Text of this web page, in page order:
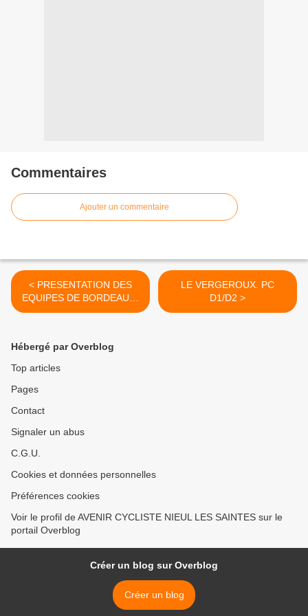
Commentaires
Ajouter un commentaire
< PRESENTATION DES
EQUIPES DE BORDEAUX-
SAINTES
LE VERGEROUX. PC
D1/D2 >
Hébergé par Overblog
Top articles
Pages
Contact
Signaler un abus
C.G.U.
Cookies et données personnelles
Préférences cookies
Voir le profil de AVENIR CYCLISTE NIEUL LES SAINTES sur le
portail Overblog
Créer un blog sur Overblog
Créer un blog